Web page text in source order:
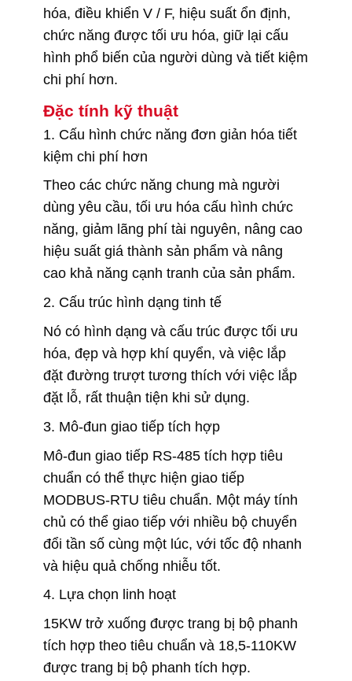
hóa, điều khiển V / F, hiệu suất ổn định,
chức năng được tối ưu hóa, giữ lại cấu
hình phổ biến của người dùng và tiết kiệm
chi phí hơn.
Đặc tính kỹ thuật
1. Cấu hình chức năng đơn giản hóa tiết
kiệm chi phí hơn
Theo các chức năng chung mà người
dùng yêu cầu, tối ưu hóa cấu hình chức
năng, giảm lãng phí tài nguyên, nâng cao
hiệu suất giá thành sản phẩm và nâng
cao khả năng cạnh tranh của sản phẩm.
2. Cấu trúc hình dạng tinh tế
Nó có hình dạng và cấu trúc được tối ưu
hóa, đẹp và hợp khí quyển, và việc lắp
đặt đường trượt tương thích với việc lắp
đặt lỗ, rất thuận tiện khi sử dụng.
3. Mô-đun giao tiếp tích hợp
Mô-đun giao tiếp RS-485 tích hợp tiêu
chuẩn có thể thực hiện giao tiếp
MODBUS-RTU tiêu chuẩn. Một máy tính
chủ có thể giao tiếp với nhiều bộ chuyển
đổi tần số cùng một lúc, với tốc độ nhanh
và hiệu quả chống nhiễu tốt.
4. Lựa chọn linh hoạt
15KW trở xuống được trang bị bộ phanh
tích hợp theo tiêu chuẩn và 18,5-110KW
được trang bị bộ phanh tích hợp.